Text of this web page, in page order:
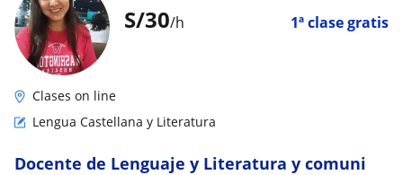
S/30/h 1ª clase gratis
Clases on line
Lengua Castellana y Literatura
Docente de Lenguaje y Literatura y comuni